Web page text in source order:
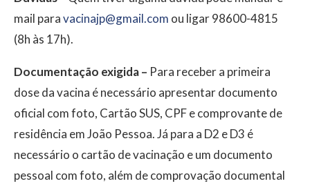
mail paravacinajp@gmail.com ou ligar 98600-4815
(8h às 17h).
Documentação exigida – Para receber a primeira
dose da vacina é necessário apresentar documento
oficial com foto, Cartão SUS, CPF e comprovante de
residência em João Pessoa. Já para a D2 e D3 é
necessário o cartão de vacinação e um documento
pessoal com foto, além de comprovação documental